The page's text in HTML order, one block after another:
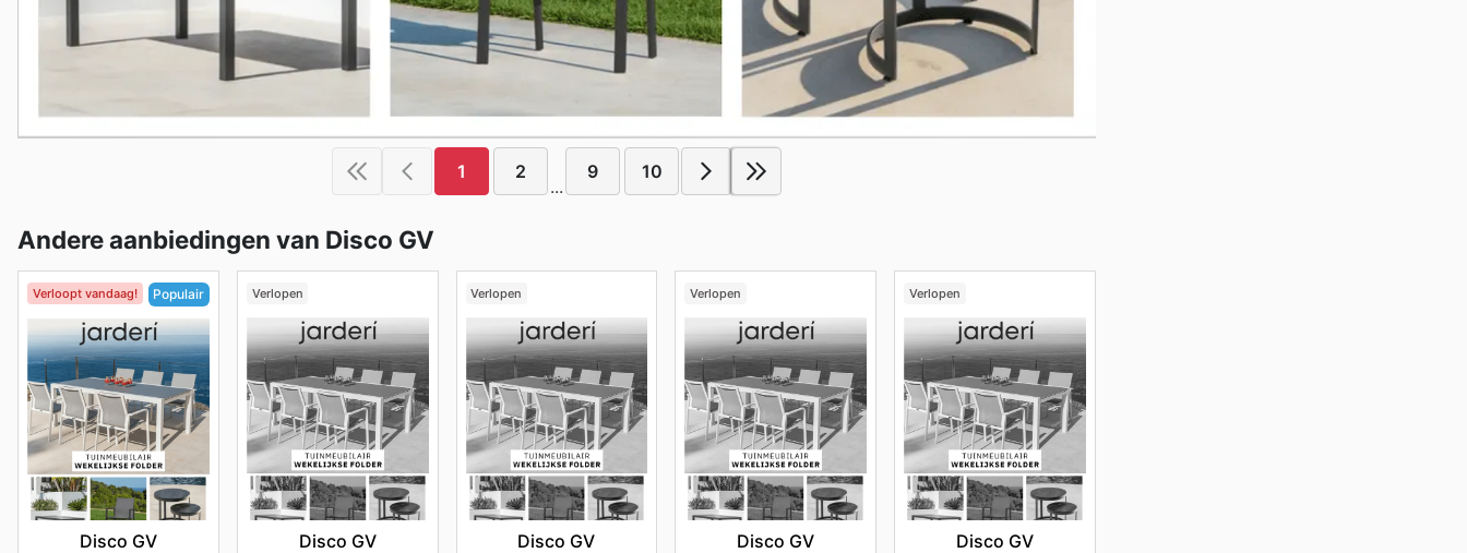
1 2
...
9 10
Andere aanbiedingen van Disco GV
Verloopt vandaag! Populair
Disco GV
Verlopen
Disco GV
Verlopen
Disco GV
Verlopen
Disco GV
Verlopen
Disco GV